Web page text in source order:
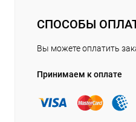
СПОСОБЫ
Вы можете оплатить
Принимаем к оплате